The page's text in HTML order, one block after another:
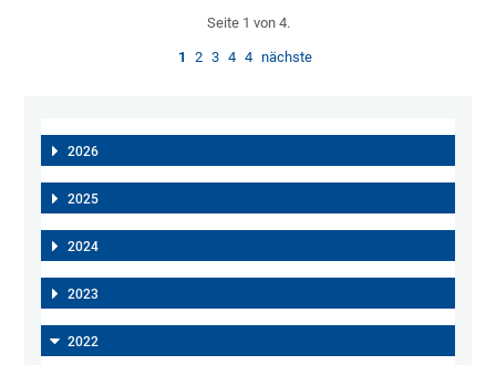
Seite 1 von 4.
1 2 3 4 4 nächste
2026
2025
2024
2023
2022